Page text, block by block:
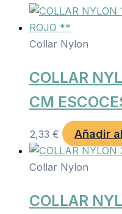
Collar Nylon
COLLAR
CM
2,33 € Añadir
Collar Nylon
COLLAR